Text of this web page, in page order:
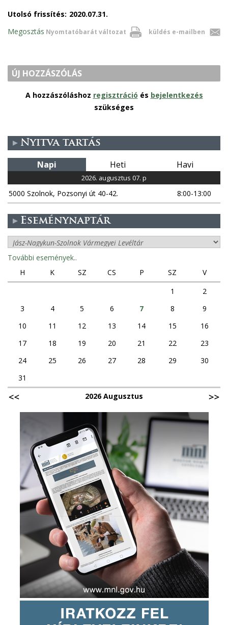
Utolsó frissítés: 2020.07.31.
Nyomtatóbarát változat küldés e-mailben
Megosztás
ÚJ HOZZÁSZÓLÁS
A hozzászóláshoz regisztráció és bejelentkezés
szükséges
Nyitva tartás
Napi Heti Havi
2026. augusztus 07. p
5000 Szolnok, Pozsonyi út 40-42. 8:00-13:00
Eseménynaptár
További események..
H
K SZ CS P SZ
V
1
2
3
4 5 6 7 8
9
10
11 12 13 14 15
16
17
18 19 20 21 22
23
24
25 26 27 28 29
30
31
2026 Augusztus